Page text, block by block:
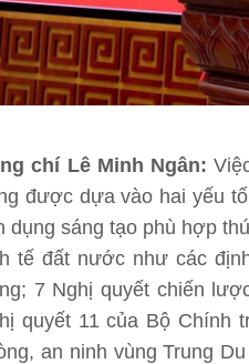
chí Lê Minh Ngân:
được dựa vào hai yếu
dụng sáng tạo phù hợp
tế đất nước như các
7 Nghị quyết chiến
quyết 11 của Bộ Chính
an ninh vùng Trung